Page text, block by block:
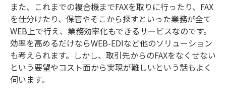
また、これまでの複合機までFAXを取りに行ったり、FAX
を仕分けたり、保管やそこから探すといった業務が全て
WEB上で行え、業務効率化もできるサービスなのです。
効率を高めるだけならWEB-EDIなど他のソリューション
も考えられます。しかし、取引先からのFAXをなくせない
という要望やコスト面から実現が難しいという話もよく
伺います。